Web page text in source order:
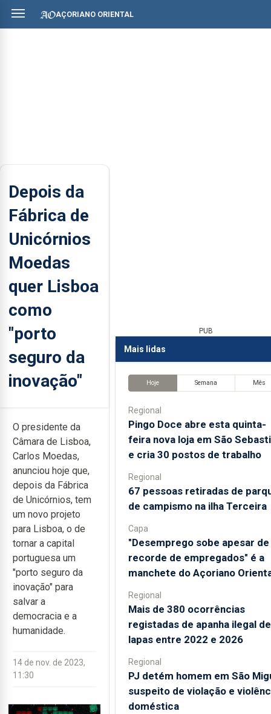
AÇORIANO ORIENTAL
Depois da
Fábrica de
Unicórnios
Moedas
quer Lisboa
como
"porto
seguro da
inovação"
O presidente da
Câmara de Lisboa,
Carlos Moedas,
anunciou hoje que,
depois da Fábrica
de Unicórnios, tem
um novo projeto
para Lisboa, o de
tornar a capital
portuguesa um
"porto seguro da
inovação" para
salvar a
democracia e a
humanidade.
14 de nov. de 2023,
11:30
PUB
Mais lidas
Hoje Semana Mês
Regional
Pingo Doce abre esta quinta-
feira nova loja em São
e cria 30 postos de trabalho
Regional
67 pessoas retiradas de
de campismo na ilha Terceira
Capa
"Desemprego sobe apesar de
recorde de empregados" é a
manchete do Açoriano
Regional
Mais de 380 ocorrências
registadas de apanha ilegal de
lapas entre 2022 e 2026
Regional
PJ detém homem em São
suspeito de violação e
doméstica